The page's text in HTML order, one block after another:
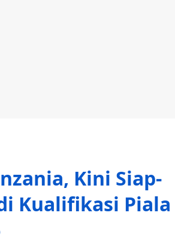
Kini Siap-
Kualifikasi Piala